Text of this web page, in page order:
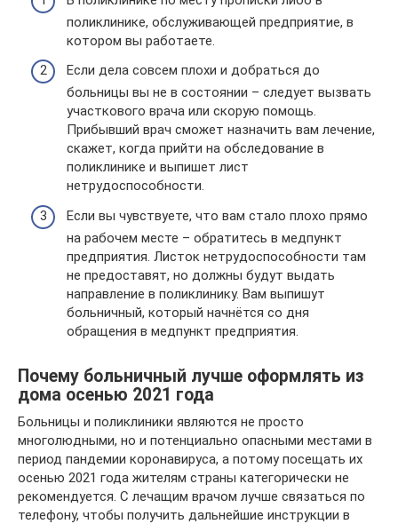
поликлинике, обслуживающей предприятие, в
котором вы работаете.
Если дела совсем плохи и добраться до
больницы вы не в состоянии – следует вызвать
участкового врача или скорую помощь.
Прибывший врач сможет назначить вам лечение,
скажет, когда прийти на обследование в
поликлинике и выпишет лист
нетрудоспособности.
Если вы чувствуете, что вам стало плохо прямо
на рабочем месте – обратитесь в медпункт
предприятия. Листок нетрудоспособности там
не предоставят, но должны будут выдать
направление в поликлинику. Вам выпишут
больничный, который начнётся со дня
обращения в медпункт предприятия.
Почему больничный лучше оформлять из
дома осенью 2021 года
Больницы и поликлиники являются не просто
многолюдными, но и потенциально опасными местами в
период пандемии коронавируса, а потому посещать их
осенью 2021 года жителям страны категорически не
рекомендуется. С лечащим врачом лучше связаться по
телефону, чтобы получить дальнейшие инструкции в